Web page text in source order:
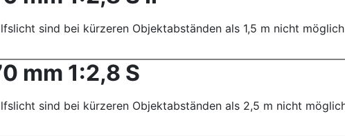
sind bei kürzeren Objektabständen als 1,5 m nicht
mm 1:2,8 S
sind bei kürzeren Objektabständen als 2,5 m nicht